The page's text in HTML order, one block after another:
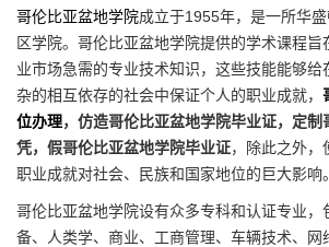
哥伦比亚盆地学院成立于1955年，是一所华
区学院。哥伦比亚盆地学院提供的学术课程旨
业市场急需的专业技术知识，这些技能能够给
杂的相互依存的社会中保证个人的职业成就，
位办理，仿造哥伦比亚盆地学院毕业证，定
凭，假哥伦比亚盆地学院毕业证，除此之外，
职业成就对社会、民族和国家地位的巨大影响。
哥伦比亚盆地学院设有众多专科和认证专业，
备、人类学、商业、工商管理、车辆技术、网